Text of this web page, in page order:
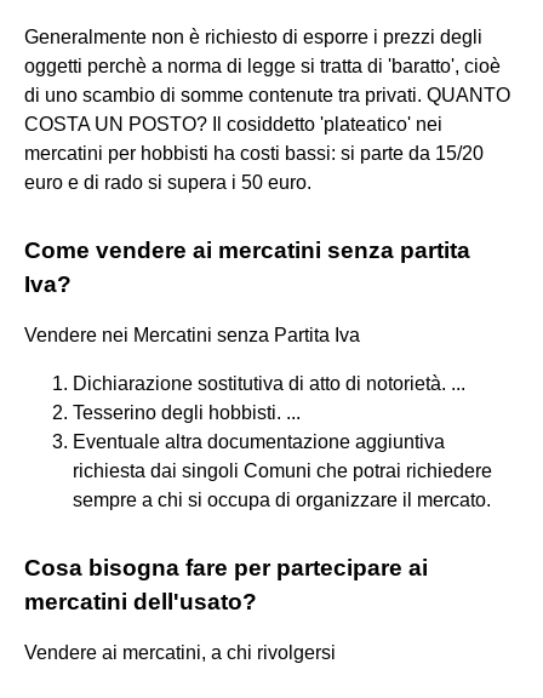
Generalmente non è richiesto di esporre i prezzi degli
oggetti perchè a norma di legge si tratta di 'baratto', cioè
di uno scambio di somme contenute tra privati. QUANTO
COSTA UN POSTO? Il cosiddetto 'plateatico' nei
mercatini per hobbisti ha costi bassi: si parte da 15/20
euro e di rado si supera i 50 euro.
Come vendere ai mercatini senza partita
Iva?
Vendere nei Mercatini senza Partita Iva
Dichiarazione sostitutiva di atto di notorietà. ...
Tesserino degli hobbisti. ...
Eventuale altra documentazione aggiuntiva
richiesta dai singoli Comuni che potrai richiedere
sempre a chi si occupa di organizzare il mercato.
Cosa bisogna fare per partecipare ai
mercatini dell'usato?
Vendere ai mercatini, a chi rivolgersi